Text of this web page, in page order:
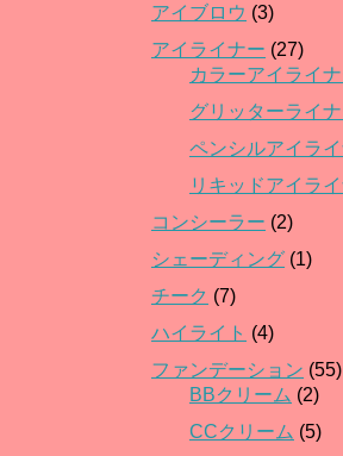
アイブロウ (3)
アイライナー (27)
カラーアイライ
グリッターライ
ペンシルアイラ
リキッドアイラ
コンシーラー (2)
シェーディング (1)
チーク (7)
ハイライト (4)
ファンデーション (55)
BBクリーム (2)
CCクリーム (5)